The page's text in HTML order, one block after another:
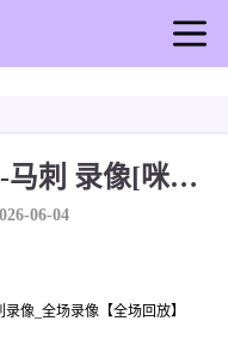
2026-06-04 NBA 尼克斯-马刺 录像[咪咕体育]
06-04
像_全场录像【全场回放】